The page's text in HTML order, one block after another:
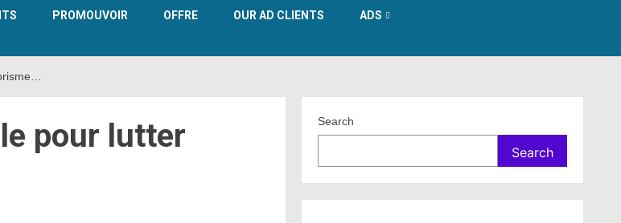
PROMOUVOIR OFFRE OUR AD CLIENTS ADS
pour lutter
Search
Search